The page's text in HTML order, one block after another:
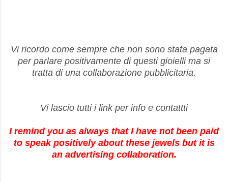
Vi ricordo come sempre che non sono stata pagata
per parlare positivamente di questi gioielli ma si
tratta di una collaborazione pubblicitaria.
Vi lascio tutti i link per info e contattti
I remind you as always that I have not been paid
to speak positively about these jewels but it is
an advertising collaboration.